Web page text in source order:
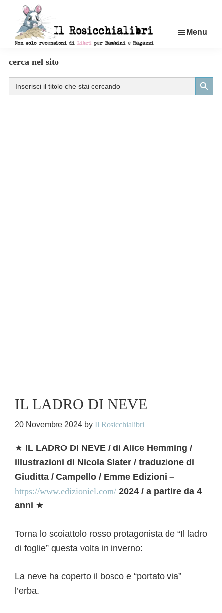
contenuto
di
libri
per
Menu
cerca nel sito
Search
for:
Search Button
IL LADRO DI NEVE
20 Novembre 2024 by Il Rosicchialibri
★ IL LADRO DI NEVE / di Alice Hemming /
illustrazioni di Nicola Slater / traduzione di
Giuditta / Campello / Emme Edizioni –
https://www.edizioniel.com/ 2024 / a partire da 4
anni ★
Torna lo scoiattolo rosso protagonista de “Il ladro
di foglie” questa volta in inverno:
La neve ha coperto il bosco e “portato via”
l’erba.